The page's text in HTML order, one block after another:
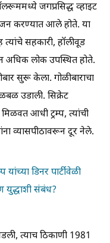
जगप्रसिद्ध व्हाइट
करण्यात आले होते. या
त्यांचे सहकारी, हॉलीवूड
लोक उपस्थित होते.
सुरू केला. गोळीबाराचा
उडाली. सिक्रेट
आधी ट्रम्प, त्यांची
व्यासपीठावरून दूर नेले.
डिनर पार्टीवेळी
युद्धाशी संबंध?
त्याच ठिकाणी 1981